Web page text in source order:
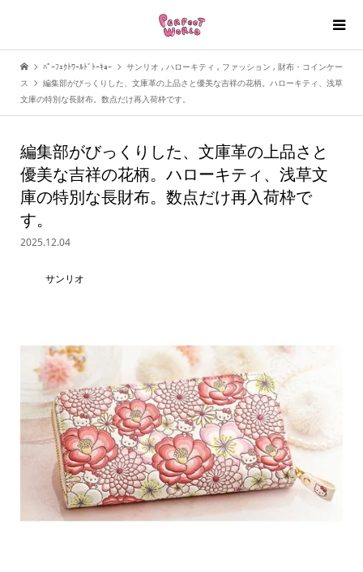
ﾊﾟｰﾌｪｸﾄﾜｰﾙﾄﾞﾄｰｷｮｰ サンリオ , ハローキティ , ファッション , 財布・コインケー
ス
編集部がびっくりした、文庫革の上品さと優美な吉祥の花柄。ハローキティ、浅草
文庫の特別な長財布。数点だけ再入荷枠です。
編集部がびっくりした、文庫革の上品さと
優美な吉祥の花柄。ハローキティ、浅草文
庫の特別な長財布。数点だけ再入荷枠で
す。
2025.12.04
サンリオ